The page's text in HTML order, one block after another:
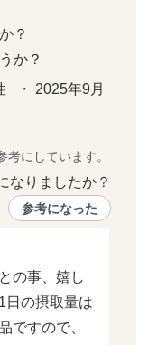
？
か？
・ 2025年9月
考にしています。
なりましたか？
参考になった
の事、嬉し
日の摂取量は
ですので、